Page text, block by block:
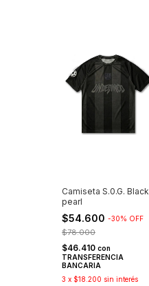
Camiseta S.0.G. Black
pearl
$54.600 -30% OFF
$78.000
$46.410 con
TRANSFERENCIA
BANCARIA
3 x $18.200 sin interés